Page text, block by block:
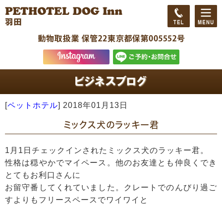
[ペットホテル] 2018年01月13日
ミックス犬のラッキー君
1月1日チェックインされたミックス犬のラッキー君。
性格は穏やかでマイペース。他のお友達とも仲良くでき
とてもお利口さんに
お留守番してくれていました。クレートでのんびり過ご
すよりもフリースペースでワイワイと